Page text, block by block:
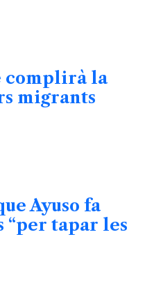
complirà la
migrants
Ayuso fa
tapar les